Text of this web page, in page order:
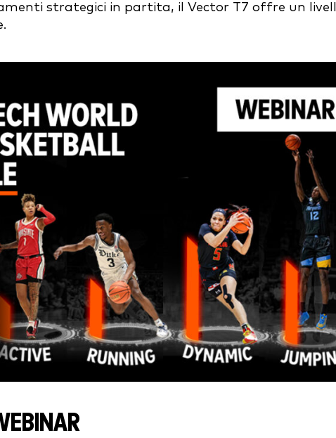
strategici in partita, il Vector T7 offre un